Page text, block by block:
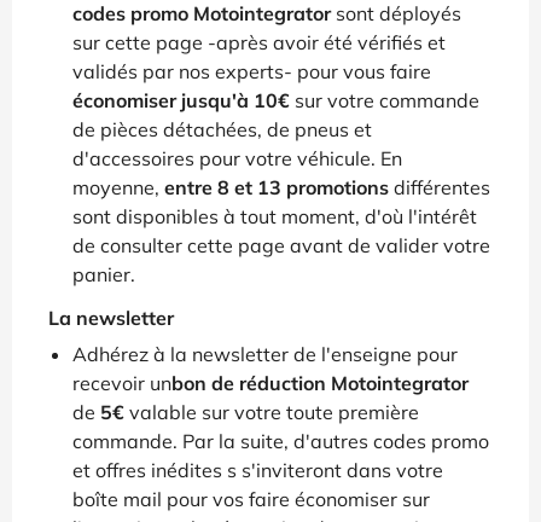
codes promo Motointegratorsont déployés
sur cette page -après avoir été vérifiés et
validés par nos experts- pour vous faire
économiser jusqu'à 10€ sur votre commande
de pièces détachées, de pneus et
d'accessoires pour votre véhicule. En
moyenne, entre 8 et 13 promotions différentes
sont disponibles à tout moment, d'où l'intérêt
de consulter cette page avant de valider votre
panier.
La newsletter
Adhérez à la newsletter de l'enseigne pour
recevoir unbon de réduction Motointegrator
de 5€ valable sur votre toute première
commande. Par la suite, d'autres codes promo
et offres inédites s s'inviteront dans votre
boîte mail pour vos faire économiser sur